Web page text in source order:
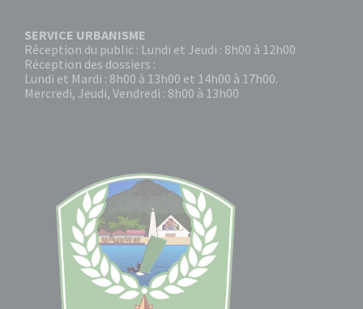
SERVICE URBANISME
Réception du public : Lundi et Jeudi : 8h00 à 12h00
Réception des dossiers :
Lundi et Mardi : 8h00 à 13h00 et 14h00 à 17h00.
Mercredi, Jeudi, Vendredi : 8h00 à 13h00